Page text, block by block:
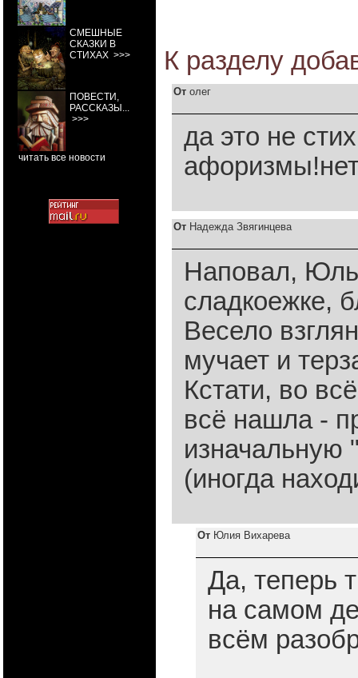
СМЕШНЫЕ
СКАЗКИ В
СТИХАХ >>>
ПОВЕСТИ,
РАССКАЗЫ...
>>>
читать все новости
К разделу
От олег
да это не
От Надежда Звягинцева
Наповал,
сладкоежке,
Весело
мучает и
Кстати, во
всё нашла -
изначальную
(иногда
От Юлия Вихарева
Да, теперь
на самом
всём